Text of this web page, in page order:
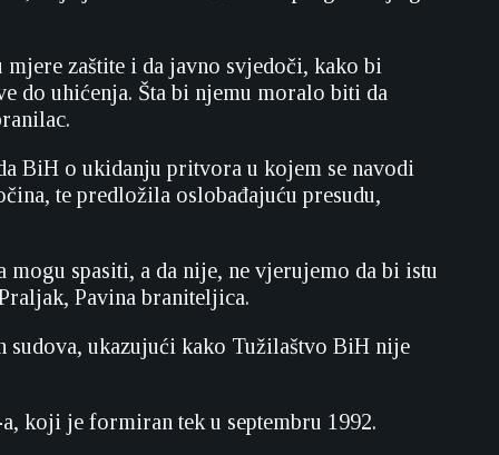
zaštite i da javno svjedoči, kako bi
do uhićenja. Šta bi njemu moralo biti da
BiH o ukidanju pritvora u kojem se navodi
te predložila oslobađajuću presudu,
spasiti, a da nije, ne vjerujemo da bi istu
Pavina braniteljica.
sudova, ukazujući kako Tužilaštvo BiH nije
koji je formiran tek u septembru 1992.